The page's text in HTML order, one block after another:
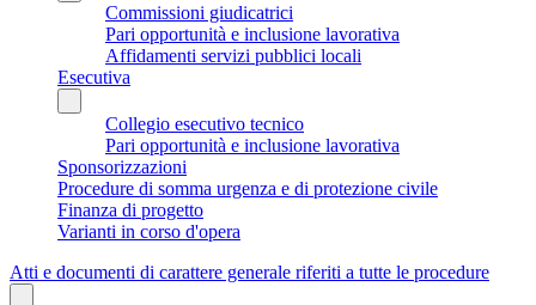
Commissioni giudicatrici
Pari opportunità e inclusione lavorativa
Affidamenti servizi pubblici locali
Esecutiva
Collegio esecutivo tecnico
Pari opportunità e inclusione lavorativa
Sponsorizzazioni
Procedure di somma urgenza e di protezione civile
Finanza di progetto
Varianti in corso d'opera
Atti e documenti di carattere generale riferiti a tutte le procedure